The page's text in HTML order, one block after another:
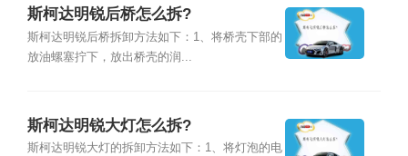
斯柯达明锐后桥怎么拆?
斯柯达明锐后桥拆卸方法如下：1、将桥壳下部的
放油螺塞拧下，放出桥壳的润...
斯柯达明锐大灯怎么拆?
斯柯达明锐大灯的拆卸方法如下：1、将灯泡的电